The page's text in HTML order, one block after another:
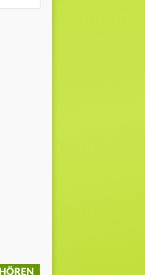
HÖREN